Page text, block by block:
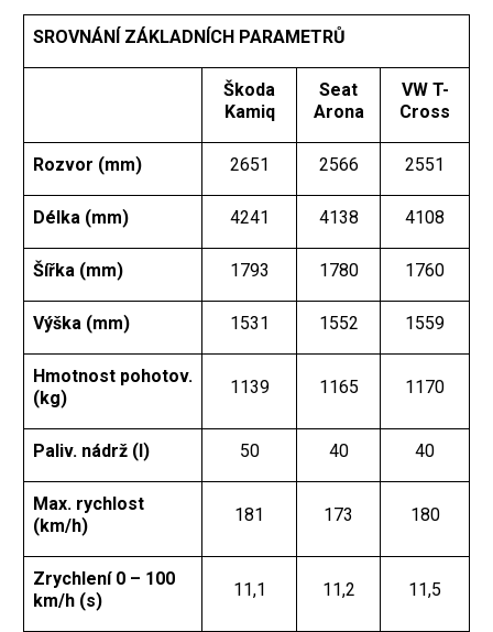
SROVNÁNÍ ZÁKLADNÍCH PARAMETRŮ
Škoda
Kamiq
Seat
Arona
VW T-
Cross
Rozvor (mm) 2651 2566 2551
Délka (mm) 4241 4138 4108
Šířka (mm) 1793 1780 1760
Výška (mm) 1531 1552 1559
Hmotnost pohotov.
(kg)
1139 1165 1170
Paliv. nádrž (l) 50 40 40
Max. rychlost
(km/h)
181 173 180
Zrychlení 0 – 100
km/h (s)
11,1 11,2 11,5